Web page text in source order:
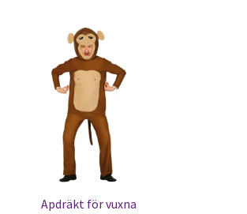
Apdräkt för vuxna